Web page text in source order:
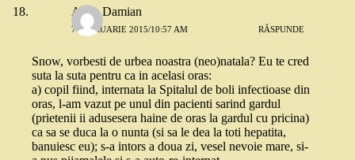
Alina Damian
7 FEBRUARIE 2015/10:57 AM RĂSPUNDE
Snow, vorbesti de urbea noastra (neo)natala? Eu te cred
suta la suta pentru ca in acelasi oras:
a) copil fiind, internata la Spitalul de boli infectioase din
oras, l-am vazut pe unul din pacienti sarind gardul
(prietenii ii adusesera haine de oras la gardul cu pricina)
ca sa se duca la o nunta (si sa le dea la toti hepatita,
banuiesc eu); s-a intors a doua zi, vesel nevoie mare, si-